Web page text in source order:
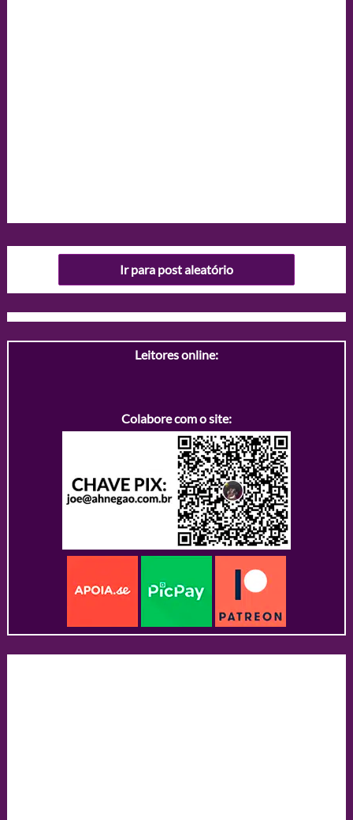
Ir para post aleatório
Leitores online:
Colabore com o site: